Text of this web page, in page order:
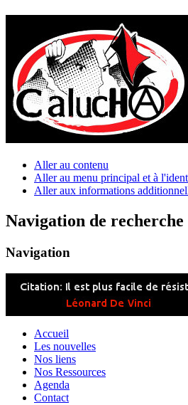
Aller au contenu
Aller au menu principal et à
Aller aux informations
Navigation de recherche
Navigation
Accueil
Les nouvelles
Nos liens
Nos Ressources
Agenda
Contact